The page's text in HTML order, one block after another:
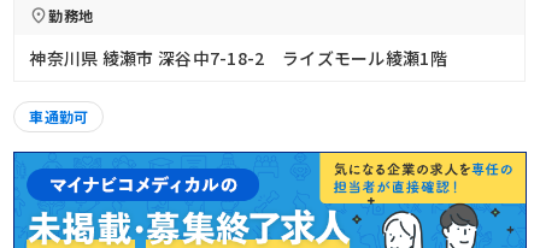
勤務地
神奈川県 綾瀬市 深谷中7-18-2 ライズモール綾瀬1階
車通勤可